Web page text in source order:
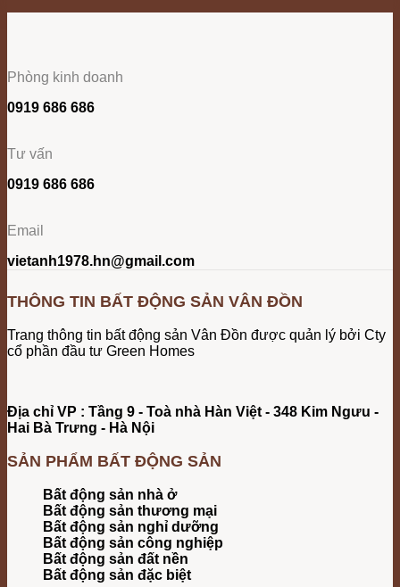
Phòng kinh doanh
0919 686 686
Tư vấn
0919 686 686
Email
vietanh1978.hn@gmail.com
THÔNG TIN BẤT ĐỘNG SẢN VÂN ĐỒN
Trang thông tin bất động sản Vân Đồn được quản lý bởi Cty
cổ phần đầu tư Green Homes
Địa chỉ VP : Tầng 9 - Toà nhà Hàn Việt - 348 Kim Ngưu -
Hai Bà Trưng - Hà Nội
SẢN PHẨM BẤT ĐỘNG SẢN
Bất động sản nhà ở
Bất động sản thương mại
Bất động sản nghỉ dưỡng
Bất động sản công nghiệp
Bất động sản đất nền
Bất động sản đặc biệt